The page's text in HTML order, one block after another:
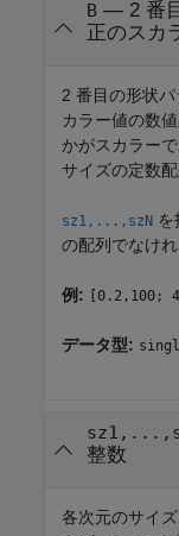
B— 2 番
正のスカ
2 番目の形状
カラー値の数
かがスカラーで
サイズの定数
sz1,...,szN を
の配列でなけれ
例: [0.2,100;
データ型:
整数
各次元のサイ